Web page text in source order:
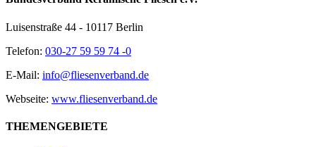
Luisenstraße 44 - 10117 Berlin
Telefon: 030-27 59 59 74 -0
E-Mail: info@fliesenverband.de
Webseite: www.fliesenverband.de
THEMENGEBIETE